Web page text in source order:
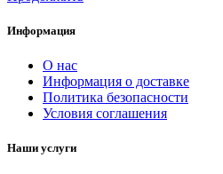
Информация
О нас
Информация о доставке
Политика безопасности
Условия соглашения
Наши услуги